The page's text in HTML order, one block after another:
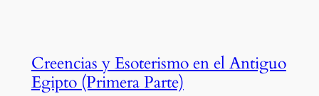
Creencias y Esoterismo en el Antiguo
Egipto (Primera Parte)